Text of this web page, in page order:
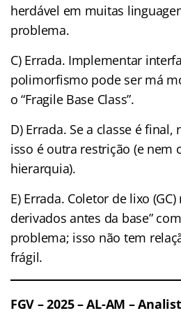
herdável em muitas
problema.
C) Errada. Implementar
polimorfismo pode ser má
o “Fragile Base Class”.
D) Errada. Se a classe é
isso é outra restrição (e nem
hierarquia).
E) Errada. Coletor de lixo
derivados antes da base”
problema; isso não tem
frágil.
FGV – 2025 – AL-AM –